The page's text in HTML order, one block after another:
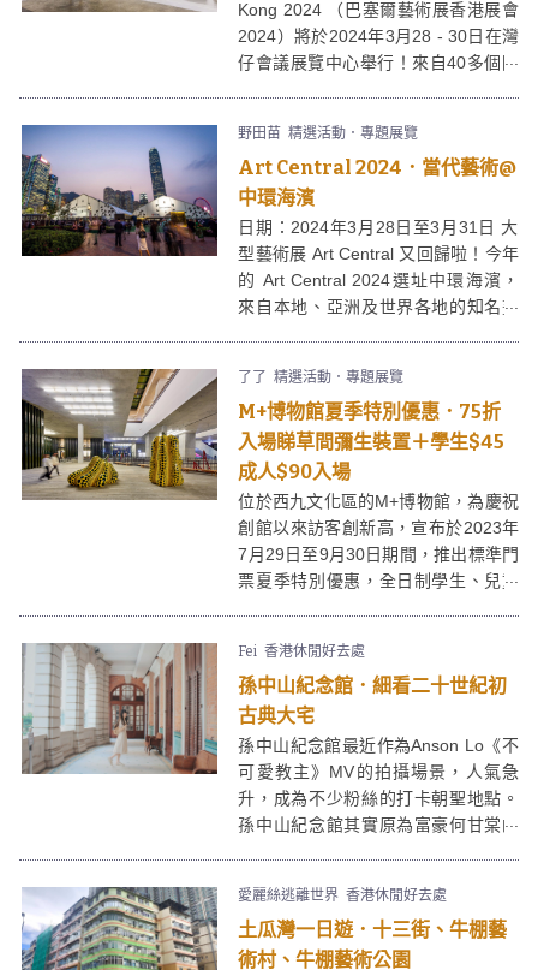
Kong 2024 （巴塞爾藝術展香港展會
2024）將於2024年3月28 - 30日在灣
仔會議展覽中心舉行！來自40多個國
品味的你，絕不能錯過！同期於中環
海濱還舉行Art Central 2024，為大家
帶來一場世界級的藝術巡禮。
野田苗 精選活動．專題展覽
Art Central 2024．當代藝術@
中環海濱
日期：2024年3月28日至3月31日 大
型藝術展 Art Central 又回歸啦！今年
的 Art Central 2024選址中環海濱，
來自本地、亞洲及世界各地的知名畫
Central晚間活動及餐飲體驗，讓你全
方位沉浸於藝術當中。
了了 精選活動．專題展覽
M+博物館夏季特別優惠．75折
入場睇草間彌生裝置＋學生$45
成人$90入場
位於西九文化區的M+博物館，為慶祝
創館以來訪客創新高，宣布於2023年
7月29日至9月30日期間，推出標準門
票夏季特別優惠，全日制學生、兒童
都唔使就可以睇到草間彌生、同大量
珍貴嘅視覺藝術作品，呢個暑期快啲
mark實啦！
Fei 香港休閒好去處
孫中山紀念館．細看二十世紀初
古典大宅
孫中山紀念館最近作為Anson Lo《不
可愛教主》MV的拍攝場景，人氣急
升，成為不少粉絲的打卡朝聖地點。
孫中山紀念館其實原為富豪何甘棠的
世紀初豪宅的華麗。
愛麗絲逃離世界 香港休閒好去處
土瓜灣一日遊．十三街、牛棚藝
術村、牛棚藝術公園